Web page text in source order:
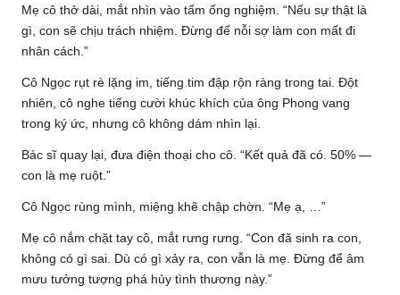
Mẹ cô thở dài, mắt nhìn vào tấm ống nghiệm. “Nếu sự thật là
gì, con sẽ chịu trách nhiệm. Đừng để nỗi sợ làm con mất đi
nhân cách.”
Cô Ngọc rụt rè lặng im, tiếng tim đập rộn ràng trong tai. Đột
nhiên, cô nghe tiếng cười khúc khích của ông Phong vang
trong ký ức, nhưng cô không dám nhìn lại.
Bác sĩ quay lại, đưa điện thoại cho cô. “Kết quả đã có. 50% —
con là mẹ ruột.”
Cô Ngọc rùng mình, miệng khẽ chập chờn. “Mẹ ạ, …”
Mẹ cô nắm chặt tay cô, mắt rưng rưng. “Con đã sinh ra con,
không có gì sai. Dù có gì xảy ra, con vẫn là mẹ. Đừng để âm
mưu tưởng tượng phá hủy tình thương này.”